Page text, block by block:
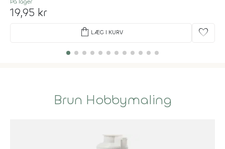
19,95 kr
shopping_bag LÆG I KURV favorite
Brun Hobbymaling